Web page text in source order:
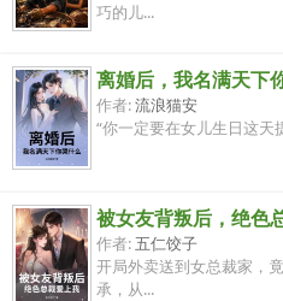
巧的儿...
离婚后，我名满天下
作者:流浪猫安
“你一定要在女儿生日这天
被女友背叛后，绝色
作者:五仁饺子
开局外卖送到女总裁家，
承，从...